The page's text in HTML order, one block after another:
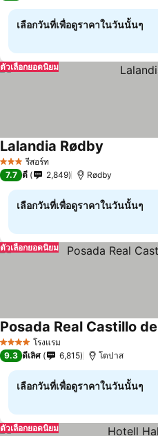
เลือกวันที่เพื่อดูราคาในวันนั้นๆ
ตัวเลือกยอดนิยม
3 ดาว รีสอร์ท
Lalandia Rødby
7.7 ดี 2,849 Rødby
เลือกวันที่เพื่อดูราคาในวันนั้นๆ
ตัวเลือกยอดนิยม
4 ดาว โรงแรม
Posada Real Castillo
9.3 ดีเลิศ 6,815 โตปาส
เลือกวันที่เพื่อดูราคาในวันนั้นๆ
ตัวเลือกยอดนิยม